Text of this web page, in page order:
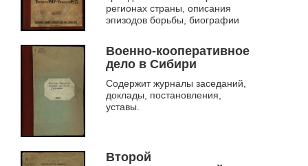
регионах страны, описания
эпизодов борьбы, биографии
Военно-кооперативное
дело в Сибири
Содержит журналы заседаний,
доклады, постановления,
уставы.
Второй